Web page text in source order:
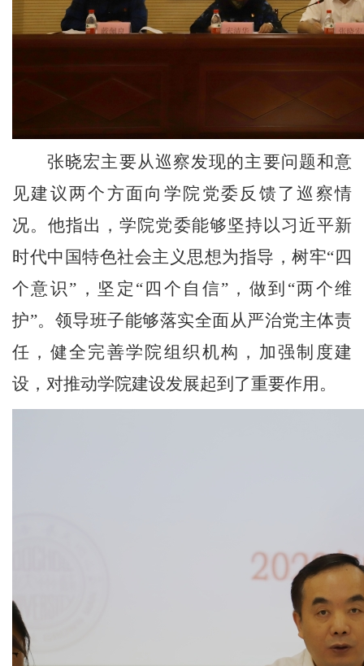
张晓宏主要从巡察发现的主要问题和意
见建议两个方面向学院党委反馈了巡察情
况。他指出，学院党委能够坚持以习近平新
时代中国特色社会主义思想为指导，树牢“四
个意识” ，坚定 “四个自信” ，做到 “两个维
护”。领导班子能够落实全面从严治党主体责
任，健全完善学院组织机构，加强制度建
设，对推动学院建设发展起到了重要作用。